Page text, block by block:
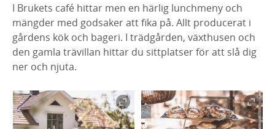
I Brukets café hittar men en härlig lunchmeny och
mängder med godsaker att fika på. Allt producerat i
gårdens kök och bageri. I trädgården, växthusen och
den gamla trävillan hittar du sittplatser för att slå dig
ner och njuta.